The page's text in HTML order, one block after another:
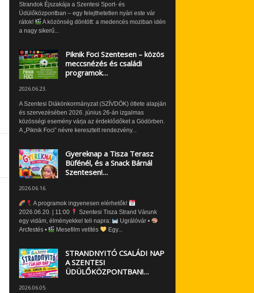
Strandok Éjszakája a Szentesi Sport- és
Üdülőközpontban – egy felejthetetlen nyári este vár
rátok!
A közönség döntött: a medencés moziban idén
a nagy sikerű...
Piknik Foci Szentesen – közös
meccsnézés és családi
programok…
2026.06.23.
A Szentesi Diákönkormányzat (SZÍVDÖK) ötlete alapján
és szervezésében 2026. június 26-án izgalmas
közösségi esemény várja az érdeklődőket a Gödörben.
A „Piknik Foci” névre keresztelt rendezvény...
Gyereknap a Tisza Terasz
Büfénél, és a Snack Bárnál
Szentesen!…
2026.06.16.
A programok ingyenesen elérhetők!
2026.06.20. | 11:00
Szentesi Tisza Strand Várunk
egy vidám, élményekkel teli napra:
Ugrálóvár •
Arcfestés •
Mesefilm vetítés Egy...
STRANDNYITÓ CSALÁDI NAP
A SZENTESI
ÜDÜLŐKÖZPONTBAN!…
2026.06.05.